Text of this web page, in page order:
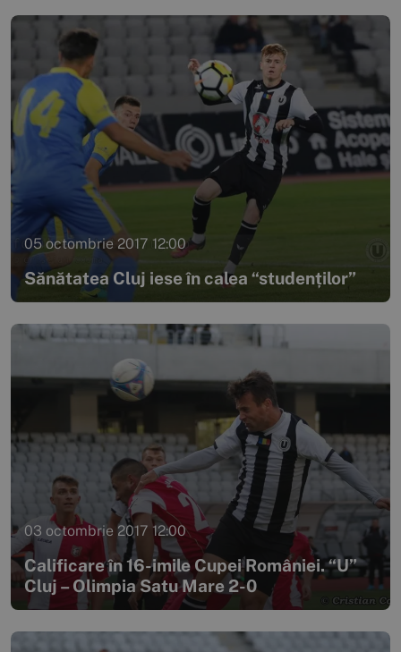
05 octombrie 2017 12:00
Sănătatea Cluj iese în calea “studenților”
03 octombrie 2017 12:00
Calificare în 16-imile Cupei României. “U”
Cluj – Olimpia Satu Mare 2-0